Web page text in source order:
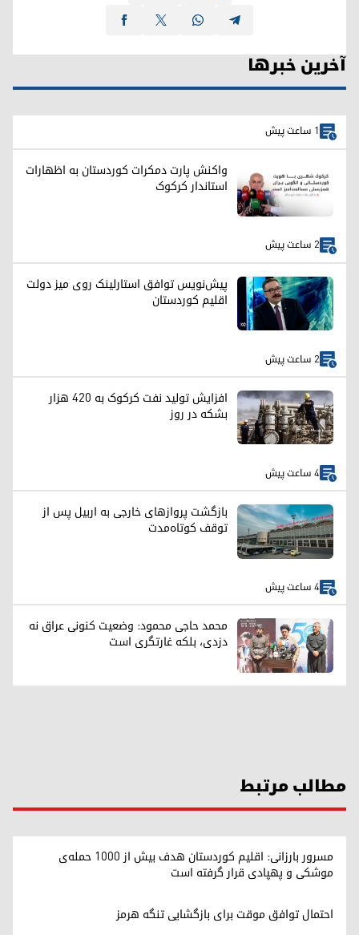
آخرین خبرها
1 ساعت پیش
واکنش پارت دمکرات کوردستان به اظهارات
استاندار کرکوک
2 ساعت پیش
پیش‌نویس توافق استارلینک روی میز دولت
اقلیم کوردستان
2 ساعت پیش
افزایش تولید نفت کرکوک به ۴۲۰ هزار
بشکه در روز
4 ساعت پیش
بازگشت پروازهای خارجی به اربیل پس از
توقف کوتاه‌مدت
4 ساعت پیش
محمد حاجی محمود: وضعیت کنونی عراق نه
دزدی، بلکه غارتگری است
مطالب مرتبط
مسرور بارزانی: اقلیم کوردستان هدف بیش از ۱۰۰۰ حمله‌ی
موشکی و پهپادی قرار گرفته است
احتمال توافق موقت برای بازگشایی تنگه هرمز